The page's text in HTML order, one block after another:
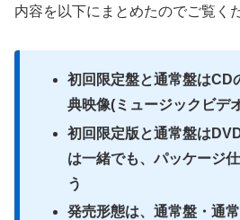
内容を以下にまとめたのでご覧く
初回限定盤と通常盤はCD
典映像(ミュージックビデ
初回限定版と通常盤は
は一緒でも、パッケージ
う
発売形態は、通常盤・通